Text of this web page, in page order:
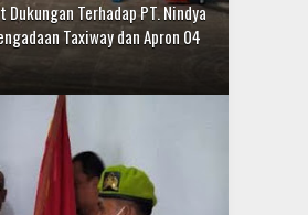
Ranting PPM Kecamatan